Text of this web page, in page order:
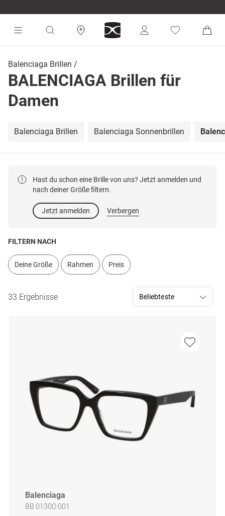
Balenciaga Brillen
BALENCIAGA Brillen für
Damen
Balenciaga Brillen Balenciaga Sonnenbrillen
Hast du schon eine Brille von uns? Jetzt anmelden und
nach deiner Größe filtern.
Jetzt anmelden Verbergen
FILTERN NACH
Deine Größe Rahmen Preis
33 Ergebnisse
Balenciaga
BB 0130O 001